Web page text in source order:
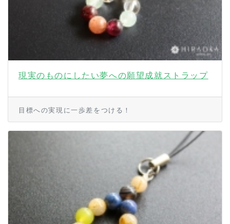
現実のものにしたい夢への願望成就ストラップ
目標への実現に一歩差をつける！